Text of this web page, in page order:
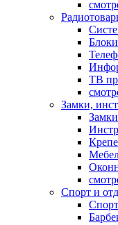
ТВ
Замки,
Замки
Спорт и